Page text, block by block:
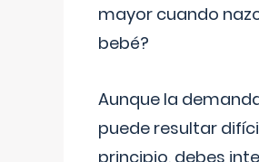
mayor cuando
bebé?
Aunque la
puede resultar
principio, debes